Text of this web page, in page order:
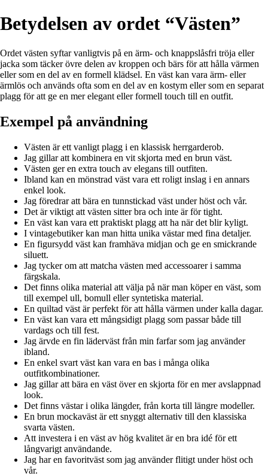
Betydelsen av ordet “Västen”
Ordet västen syftar vanligtvis på en ärm- och knappslåsfri tröja eller
jacka som täcker övre delen av kroppen och bärs för att hålla värmen
eller som en del av en formell klädsel. En väst kan vara ärm- eller
ärmlös och används ofta som en del av en kostym eller som en separat
plagg för att ge en mer elegant eller formell touch till en outfit.
Exempel på användning
Västen är ett vanligt plagg i en klassisk herrgarderob.
Jag gillar att kombinera en vit skjorta med en brun väst.
Västen ger en extra touch av elegans till outfiten.
Ibland kan en mönstrad väst vara ett roligt inslag i en annars
enkel look.
Jag föredrar att bära en tunnstickad väst under höst och vår.
Det är viktigt att västen sitter bra och inte är för tight.
En väst kan vara ett praktiskt plagg att ha när det blir kyligt.
I vintagebutiker kan man hitta unika västar med fina detaljer.
En figursydd väst kan framhäva midjan och ge en smickrande
siluett.
Jag tycker om att matcha västen med accessoarer i samma
färgskala.
Det finns olika material att välja på när man köper en väst, som
till exempel ull, bomull eller syntetiska material.
En quiltad väst är perfekt för att hålla värmen under kalla dagar.
En väst kan vara ett mångsidigt plagg som passar både till
vardags och till fest.
Jag ärvde en fin läderväst från min farfar som jag använder
ibland.
En enkel svart väst kan vara en bas i många olika
outfitkombinationer.
Jag gillar att bära en väst över en skjorta för en mer avslappnad
look.
Det finns västar i olika längder, från korta till längre modeller.
En brun mockaväst är ett snyggt alternativ till den klassiska
svarta västen.
Att investera i en väst av hög kvalitet är en bra idé för ett
långvarigt användande.
Jag har en favoritväst som jag använder flitigt under höst och
vår.